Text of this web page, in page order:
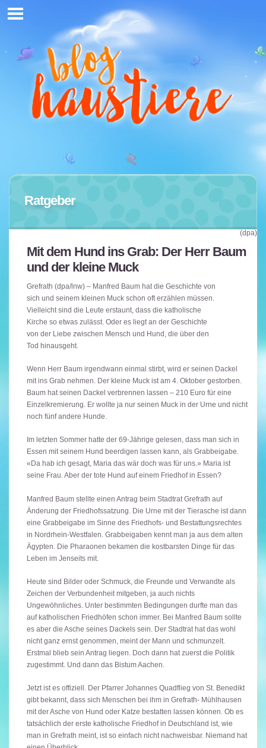
Ratgeber
Mit dem Hund ins Grab: Der Herr Baum
und der kleine Muck
Grefrath (dpa/lnw) – Manfred Baum hat die Geschichte von
sich und seinem kleinen Muck schon oft erzählen müssen.
Vielleicht sind die Leute erstaunt, dass die katholische
Kirche so etwas zulässt. Oder es liegt an der Geschichte
von der Liebe zwischen Mensch und Hund, die über den
Tod hinausgeht.
Wenn Herr Baum irgendwann einmal stirbt, wird er seinen Dackel
mit ins Grab nehmen. Der kleine Muck ist am 4. Oktober gestorben.
Baum hat seinen Dackel verbrennen lassen – 210 Euro für eine
Einzelkremierung. Er wollte ja nur seinen Muck in der Urne und nicht
noch fünf andere Hunde.
Im letzten Sommer hatte der 69-Jährige gelesen, dass man sich in
Essen mit seinem Hund beerdigen lassen kann, als Grabbeigabe.
«Da hab ich gesagt, Maria das wär doch was für uns.» Maria ist
seine Frau. Aber der tote Hund auf einem Friedhof in Essen?
Manfred Baum stellte einen Antrag beim Stadtrat Grefrath auf
Änderung der Friedhofssatzung. Die Urne mit der Tierasche ist dann
eine Grabbeigabe im Sinne des Friedhofs- und Bestattungsrechtes
in Nordrhein-Westfalen. Grabbeigaben kennt man ja aus dem alten
Ägypten. Die Pharaonen bekamen die kostbarsten Dinge für das
Leben im Jenseits mit.
Heute sind Bilder oder Schmuck, die Freunde und Verwandte als
Zeichen der Verbundenheit mitgeben, ja auch nichts
Ungewöhnliches. Unter bestimmten Bedingungen durfte man das
auf katholischen Friedhöfen schon immer. Bei Manfred Baum sollte
es aber die Asche seines Dackels sein. Der Stadtrat hat das wohl
nicht ganz ernst genommen, meint der Mann und schmunzelt.
Erstmal blieb sein Antrag liegen. Doch dann hat zuerst die Politik
zugestimmt. Und dann das Bistum Aachen.
Jetzt ist es offiziell. Der Pfarrer Johannes Quadflieg von St. Benedikt
gibt bekannt, dass sich Menschen bei ihm in Grefrath- Mühlhausen
mit der Asche von Hund oder Katze bestatten lassen können. Ob es
tatsächlich der erste katholische Friedhof in Deutschland ist, wie
man in Grefrath meint, ist so einfach nicht nachweisbar. Niemand hat
(dpa)